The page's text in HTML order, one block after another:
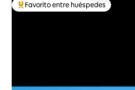
Favorito entre huéspedes preferido
Favorito entre huéspedes